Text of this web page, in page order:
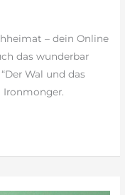
– dein Online
das wunderbar
Wal und das
Ironmonger.